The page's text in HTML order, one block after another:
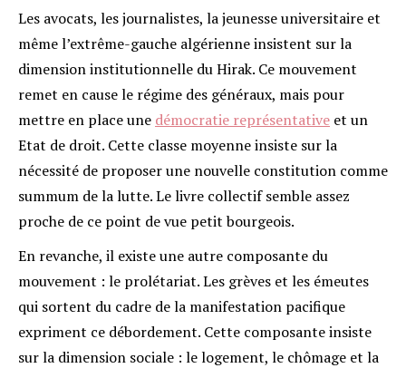
Les avocats, les journalistes, la jeunesse universitaire et
même l’extrême-gauche algérienne insistent sur la
dimension institutionnelle du Hirak. Ce mouvement
remet en cause le régime des généraux, mais pour
mettre en place une démocratie représentative et un
Etat de droit. Cette classe moyenne insiste sur la
nécessité de proposer une nouvelle constitution comme
summum de la lutte. Le livre collectif semble assez
proche de ce point de vue petit bourgeois.
En revanche, il existe une autre composante du
mouvement : le prolétariat. Les grèves et les émeutes
qui sortent du cadre de la manifestation pacifique
expriment ce débordement. Cette composante insiste
sur la dimension sociale : le logement, le chômage et la